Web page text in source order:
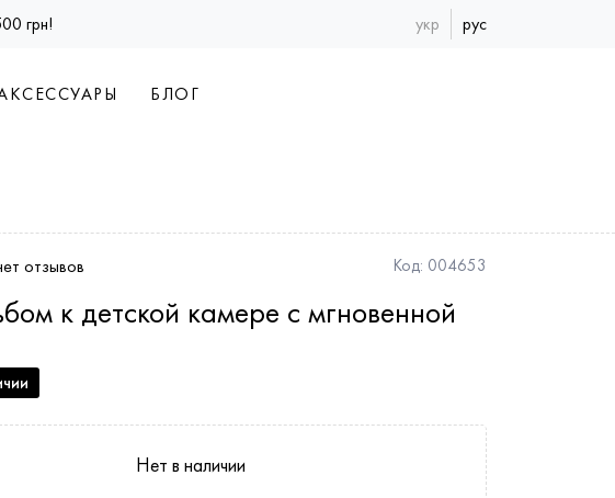
грн! укр рус
БЛОГ
отзывов Код: 004653
к детской камере с мгновенной
Нет в наличии